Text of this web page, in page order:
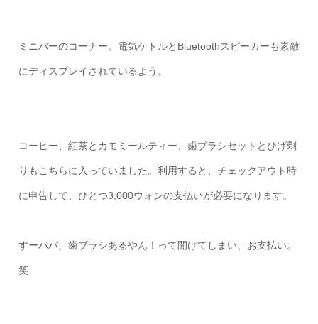
ミニバーのコーナー。電気ケトルとBluetoothスピーカーも素敵
にディスプレイされているよう。
コーヒー、紅茶とカモミールティー、歯ブラシセットとひげ剃
りもこちらに入っていました。利用すると、チェックアウト時
に申告して、ひとつ3,000ウォンの支払いが必要になります。
すーパパ、歯ブラシあるやん！って開けてしまい、お支払い。
笑